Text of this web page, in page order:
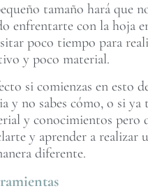
tamaño hará que
enfrentarte con la hoja
poco tiempo para
y poco material.
si comienzas en esto
y no sabes cómo, o si ya
y conocimientos pero
y aprender a realizar
diferente.